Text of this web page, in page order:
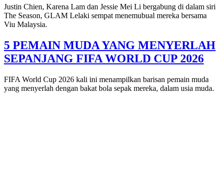
Justin Chien, Karena Lam dan Jessie Mei Li bergabung di dalam siri
The Season, GLAM Lelaki sempat menemubual mereka bersama
Viu Malaysia.
5 PEMAIN MUDA YANG MENYERLAH
SEPANJANG FIFA WORLD CUP 2026
FIFA World Cup 2026 kali ini menampilkan barisan pemain muda
yang menyerlah dengan bakat bola sepak mereka, dalam usia muda.